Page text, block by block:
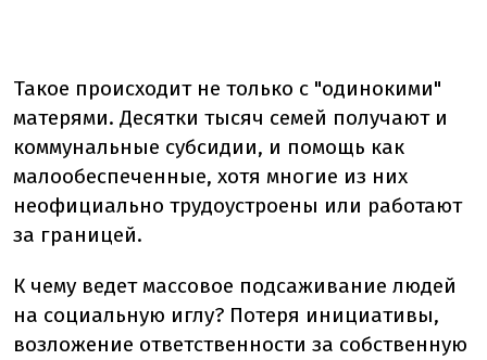
Такое происходит не только с "одинокими"
матерями. Десятки тысяч семей получают и
коммунальные субсидии, и помощь как
малообеспеченные, хотя многие из них
неофициально трудоустроены или работают
за границей.
К чему ведет массовое подсаживание людей
на социальную иглу? Потеря инициативы,
возложение ответственности за собственную